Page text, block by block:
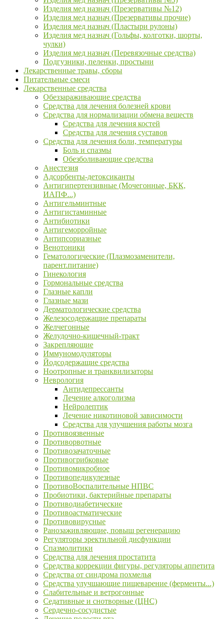
Изделия мед назнач (Презервативы №12)
Изделия мед назнач (Презервативы прочие)
Изделия мед назнач (Пластыри рулоны)
Изделия мед назнач (Гольфы, колготки, шорты,
чулки)
Изделия мед назнач (Перевязочные средства)
Подгузники, пеленки, простыни
Лекарственные травы, сборы
Питательные смеси
Лекарственные средства
Обеззараживающие средства
Средства для лечения болезней крови
Средства для нормализации обмена веществ
Средства для лечения костей
Средства для лечения суставов
Средства для лечения боли, температуры
Боль и спазмы
Обезболивающие средства
Анестезия
Адсорбенты-детоксиканты
Антигипертензивные (Мочегонные, БКК,
ИАПФ...)
Антигельминтные
Антигистаминные
Антибиотики
Антигеморройные
Антипсориазные
Венотоники
Гематологические (Плазмозаменители,
парент.питание)
Гинекология
Гормональные средства
Глазные капли
Глазные мази
Дерматологические средства
Железосодержащие препараты
Желчегонные
Желудочно-кишечный-тракт
Закрепляющие
Иммуномодуляторы
Йодсодержащие средства
Ноотропные и транквилизаторы
Неврология
Антидепрессанты
Лечение алкоголизма
Нейролептик
Лечение никотиновой зависимости
Средства для улучшения работы мозга
Противоязвенные
Противорвотные
Противозачаточные
Противогрибковые
Противомикробное
Противопедикулезные
ПротивоВоспалительные НПВС
Пробиотики, бактерийные препараты
Противодиабетические
Противоастматические
Противовирусные
Ранозаживляющие, повыш регенерацию
Регуляторы эректильной дисфункции
Спазмолитики
Средства для лечения простатита
Средства коррекции фигуры, регуляторы аппетита
Средства от синдрома похмелья
Средства улучшающие пищеварение (ферменты...)
Слабительные и ветрогонные
Седативные и снотворные (ЦНС)
Сердечно-сосудистые